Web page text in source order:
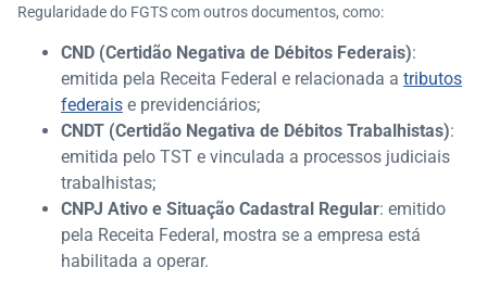
Regularidade do FGTS com outros documentos, como:
CND (Certidão Negativa de Débitos Federais):
emitida pela Receita Federal e relacionada a tributos
federais e previdenciários;
CNDT (Certidão Negativa de Débitos Trabalhistas):
emitida pelo TST e vinculada a processos judiciais
trabalhistas;
CNPJ Ativo e Situação Cadastral Regular: emitido
pela Receita Federal, mostra se a empresa está
habilitada a operar.